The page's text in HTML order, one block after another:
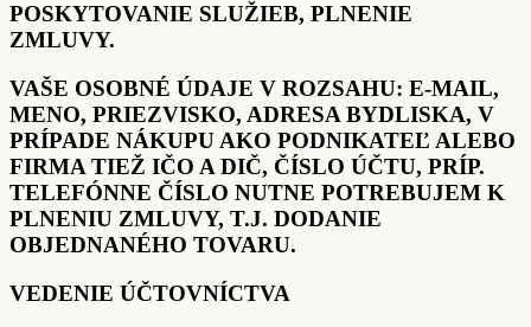
POSKYTOVANIE SLUŽIEB, PLNENIE
ZMLUVY.
VAŠE OSOBNÉ ÚDAJE V ROZSAHU: E-MAIL,
MENO, PRIEZVISKO, ADRESA BYDLISKA, V
PRÍPADE NÁKUPU AKO PODNIKATEĽ ALEBO
FIRMA TIEŽ IČO A DIČ, ČÍSLO ÚČTU, PRÍP.
TELEFÓNNE ČÍSLO NUTNE POTREBUJEM K
PLNENIU ZMLUVY, T.J. DODANIE
OBJEDNANÉHO TOVARU.
VEDENIE ÚČTOVNÍCTVA